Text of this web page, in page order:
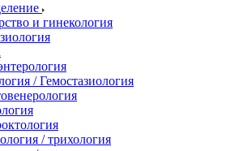
и гинекология
/ Гемостазиология
/ трихология